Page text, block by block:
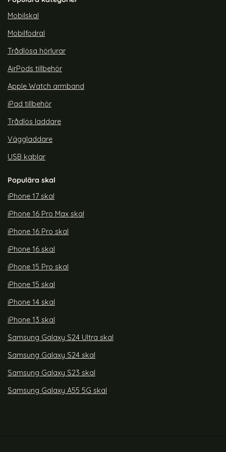
179 krtidigare pris
299 kr
Tillgänglighet:
Lagervara
Mobilskal
Mobilfodral
Trådlösa hörlurar
AirPods tillbehör
Apple Watch armband
iPad tillbehör
Trådlös laddare
Väggladdare
USB kablar
Populära skal
iPhone 17 skal
iPhone 16 Pro Max skal
iPhone 16 Pro skal
iPhone 16 skal
iPhone 15 Pro skal
iPhone 15 skal
iPhone 14 skal
iPhone 13 skal
Samsung Galaxy S24 Ultra skal
Samsung Galaxy S24 skal
Samsung Galaxy S23 skal
Samsung Galaxy A55 5G skal